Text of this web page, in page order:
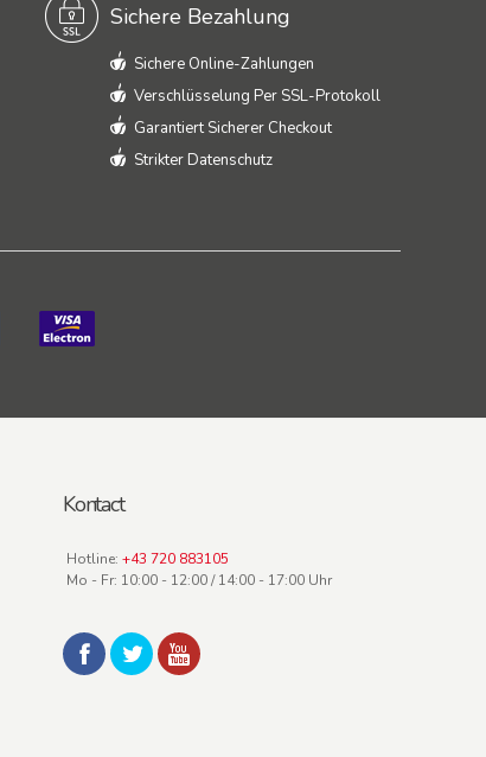
Sichere Bezahlung
Sichere Online-Zahlungen
Verschlüsselung Per SSL-Protokoll
Garantiert Sicherer Checkout
Strikter Datenschutz
Kontact
Hotline: +43 720 883105
Mo - Fr: 10:00 - 12:00 / 14:00 - 17:00 Uhr